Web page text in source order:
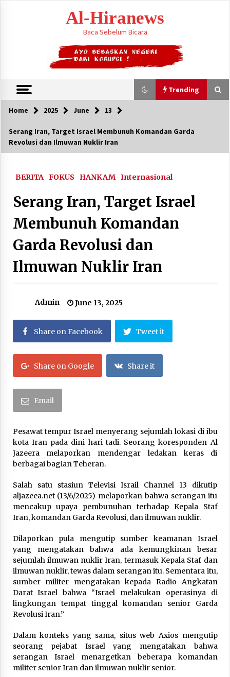
Al-Hiranews
Baca Sebelum Bicara
Trending
Trending
Pakistan dan Turki Bertemu di Jeddah
Abdul El-Sayed, Awalnya Tidak ditakdirkan
Untuk Menjadi Politisi
August 7, 2026
August 7, 2026
Citra Satelit : Dua Kapal Induk AS Berada di
Dekat Iran
August 4, 2026
Kerajaan Arab Saudi Menyerukan Peng Matan
Hilal Dzul Hijjah pada Hari Minggu
May 17, 2026
Jemaah Telah Diberangkatkan
April 25, 2026
Bapenda Provinsi Banten Gandeng Politisi PKB
Kota Tangerang
April 24, 2026
Jemaah Haji Indonesia Mulai Berangkat
Melalui Makkah Route, Layanan Kian Mudah
dan Terintegrasi
April 23, 2026
April 22, 2026
Laporan Aljazeera.net, Fasilitas Nuklir Iran
Home 2025 June 13
Serang Iran, Target Israel Membunuh Komandan Garda
Revolusi dan Ilmuwan Nuklir Iran
BERITA FOKUS HANKAM Internasional
Serang Iran, Target Israel
Membunuh Komandan
Garda Revolusi dan
Ilmuwan Nuklir Iran
Admin June 13, 2025
Share on Facebook Tweet it
Share on Google Share it
Email
Pesawat tempur Israel menyerang sejumlah lokasi di ibu
kota Iran pada dini hari tadi. Seorang koresponden Al
Jazeera melaporkan mendengar ledakan keras di
berbagai bagian Teheran.
Salah satu stasiun Televisi Israil Channel 13 dikutip
aljazeea.net (13/6/2025) melaporkan bahwa serangan itu
mencakup upaya pembunuhan terhadap Kepala Staf
Iran, komandan Garda Revolusi, dan ilmuwan nuklir.
Dilaporkan pula mengutip sumber keamanan Israel
yang mengatakan bahwa ada kemungkinan besar
sejumlah ilmuwan nuklir Iran, termasuk Kepala Staf dan
ilmuwan nuklir, tewas dalam serangan itu. Sementara itu,
sumber militer mengatakan kepada Radio Angkatan
Darat Israel bahwa “Israel melakukan operasinya di
lingkungan tempat tinggal komandan senior Garda
Revolusi Iran.”
Dalam konteks yang sama, situs web Axios mengutip
seorang pejabat Israel yang mengatakan bahwa
serangan Israel menargetkan beberapa komandan
militer senior Iran dan ilmuwan nuklir senior.